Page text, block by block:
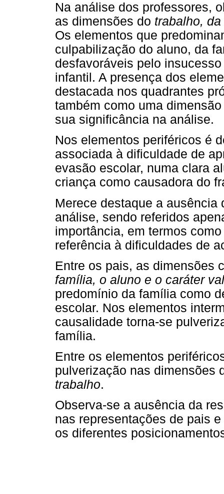
Na análise dos professores,
as dimensões do trabalho,
Os elementos que
culpabilização do aluno, da
desfavoráveis pelo
infantil. A presença dos
destacada nos quadrantes
também como uma
sua significância na análise.
Nos elementos periféricos é
associada à dificuldade de
evasão escolar, numa clara
criança como causadora do
Merece destaque a
análise, sendo referidos
importância, em termos
referência à dificuldades de
Entre os pais, as dimensões
família, o aluno e o caráter
predomínio da família como
escolar. Nos elementos
causalidade torna-se
família.
Entre os elementos
pulverização nas dimensões
trabalho.
Observa-se a ausência da
nas representações de pais
os diferentes